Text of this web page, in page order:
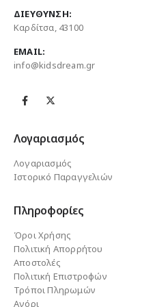
ΔΙΕΎΘΥΝΣΗ:
Καρδίτσα, 43100
EMAIL:
info@kidsdream.gr
Λογαριασμός
Λογαριασμός
Ιστορικό Παραγγελιών
Πληροφορίες
Όροι Χρήσης
Πολιτική Απορρήτου
Αποστολές
Πολιτική Επιστροφών
Τρόποι Πληρωμών
Αγόρι